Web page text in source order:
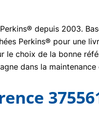
depuis 2003.
Perkins® pour une
choix de la bonne
dans la